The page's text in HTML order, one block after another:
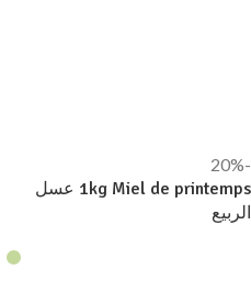
-20%
1kg Miel de printemps عسل
الربيع